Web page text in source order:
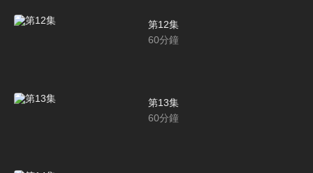
第12集
60分鐘
第13集
60分鐘